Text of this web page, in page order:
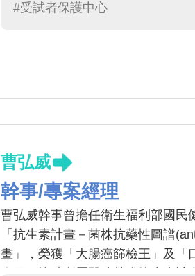
#受試者保護中心
曹弘威
幹事/專案經理
曹弘威幹事曾擔任衛生福利部國民
「抗生素計畫－菌株抗藥性圖譜
畫」，榮獲「大腸癌篩檢王」及「